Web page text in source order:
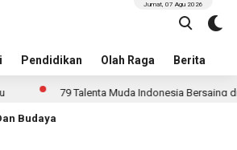
Pendidikan Olah Raga Berita
Jumat, 07 Agu 2026
79 Talenta Muda Indonesia Bersaing di 14
Budaya